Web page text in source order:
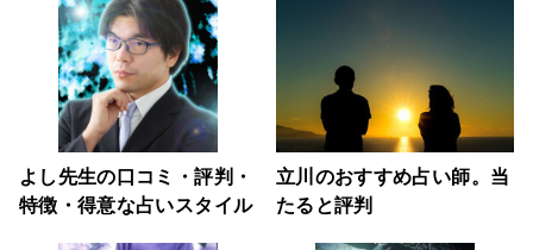
よし先生の口コミ・評判・
特徴・得意な占いスタイル
立川のおすすめ占い師。当
たると評判